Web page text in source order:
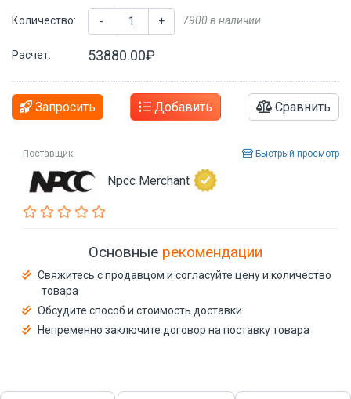
Количество: - + 7900 в наличии
Расчет: 53880.00₽
Запросить Добавить Сравнить
Поставщик Быстрый просмотр
Npcc Merchant
Основные рекомендации
Свяжитесь с продавцом и согласуйте цену и количество
товара
Обсудите способ и стоимость доставки
Непременно заключите договор на поставку товара